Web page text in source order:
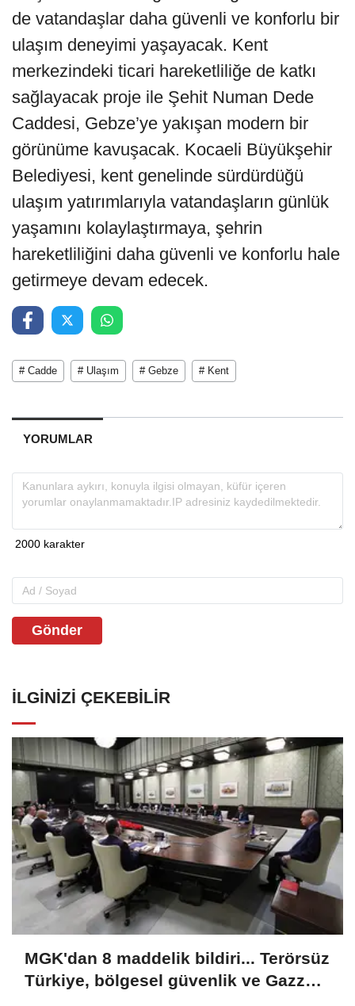
de vatandaşlar daha güvenli ve konforlu bir
ulaşım deneyimi yaşayacak. Kent
merkezindeki ticari hareketliliğe de katkı
sağlayacak proje ile Şehit Numan Dede
Caddesi, Gebze’ye yakışan modern bir
görünüme kavuşacak. Kocaeli Büyükşehir
Belediyesi, kent genelinde sürdürdüğü
ulaşım yatırımlarıyla vatandaşların günlük
yaşamını kolaylaştırmaya, şehrin
hareketliliğini daha güvenli ve konforlu hale
getirmeye devam edecek.
# Cadde # Ulaşım # Gebze # Kent
YORUMLAR
Gönder
İLGINIZI ÇEKEBILIR
MGK'dan 8 maddelik bildiri... Terörsüz
Türkiye, bölgesel güvenlik ve Gazze